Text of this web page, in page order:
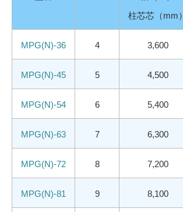
柱芯芯（mm）
MPG(N)-36 4 3,600
MPG(N)-45 5 4,500
MPG(N)-54 6 5,400
MPG(N)-63 7 6,300
MPG(N)-72 8 7,200
MPG(N)-81 9 8,100